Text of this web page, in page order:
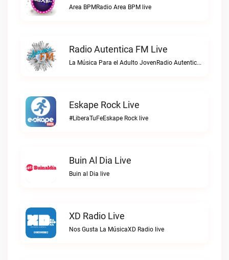
Area BPMRadio Area BPM live
Radio Autentica FM Live
La Música Para el Adulto JovenRadio Autentica FM live
Eskape Rock Live
#LiberaTuFeEskape Rock live
Buin Al Dia Live
Buin al Dia live
XD Radio Live
Nos Gusta La MúsicaXD Radio live